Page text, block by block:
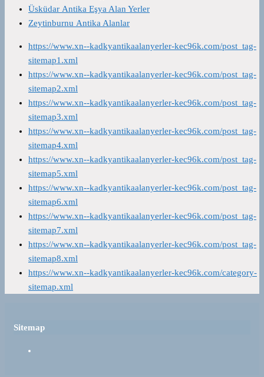
Üsküdar Antika Eşya Alan Yerler
Zeytinburnu Antika Alanlar
https://www.xn--kadkyantikaalanyerler-kec96k.com/post_tag-
sitemap1.xml
https://www.xn--kadkyantikaalanyerler-kec96k.com/post_tag-
sitemap2.xml
https://www.xn--kadkyantikaalanyerler-kec96k.com/post_tag-
sitemap3.xml
https://www.xn--kadkyantikaalanyerler-kec96k.com/post_tag-
sitemap4.xml
https://www.xn--kadkyantikaalanyerler-kec96k.com/post_tag-
sitemap5.xml
https://www.xn--kadkyantikaalanyerler-kec96k.com/post_tag-
sitemap6.xml
https://www.xn--kadkyantikaalanyerler-kec96k.com/post_tag-
sitemap7.xml
https://www.xn--kadkyantikaalanyerler-kec96k.com/post_tag-
sitemap8.xml
https://www.xn--kadkyantikaalanyerler-kec96k.com/category-
sitemap.xml
Sitemap